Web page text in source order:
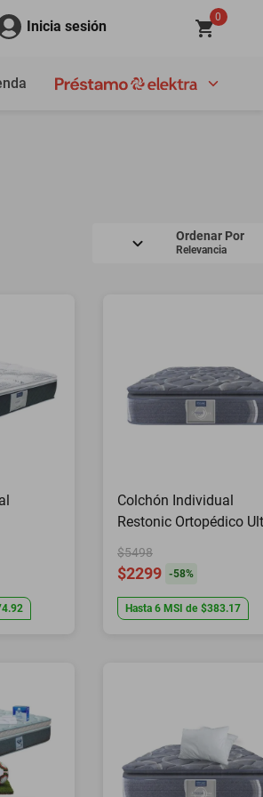
Inicia sesión
0
Ordenar Por
Relevancia
Colchón Individual
Restonic Ortopédico
Confort
$5498
$2299 -58%
Hasta 6 MSI de $383.17